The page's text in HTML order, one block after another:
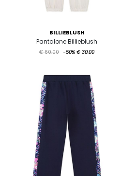
BILLIEBLUSH
Pantalone Billieblush
€ 60.00 -50% € 30.00